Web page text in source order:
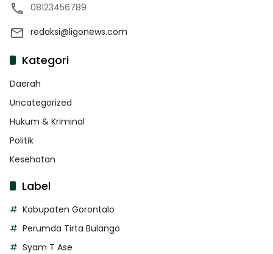
08123456789
redaksi@ligonews.com
Kategori
Daerah
Uncategorized
Hukum & Kriminal
Politik
Kesehatan
Label
Kabupaten Gorontalo
Perumda Tirta Bulango
Syam T Ase